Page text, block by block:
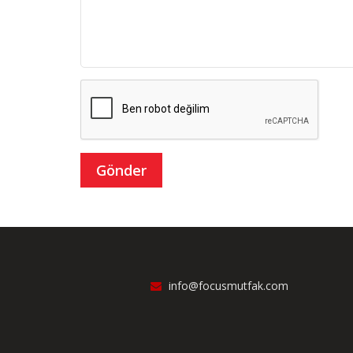
info@focusmutfak.com